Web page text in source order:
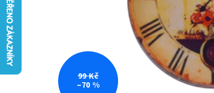
99 Kč
–70 %